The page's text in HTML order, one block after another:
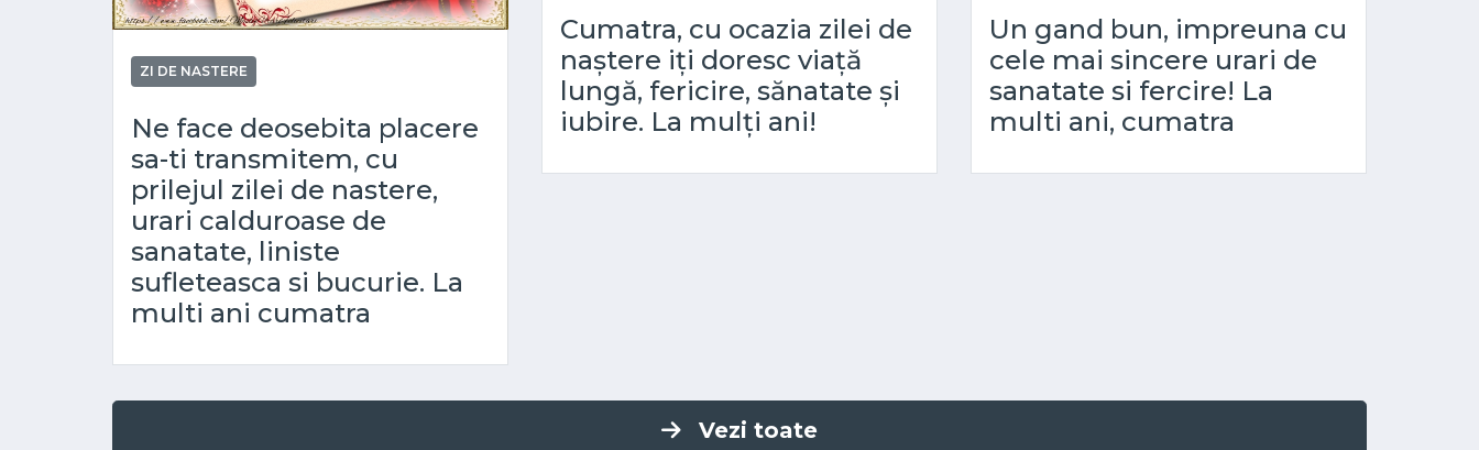
ZI DE NASTERE
Ne face deosebita placere
sa-ti transmitem, cu
prilejul zilei de nastere,
urari calduroase de
sanatate, liniste
sufleteasca si bucurie. La
multi ani cumatra
Cumatra, cu ocazia zilei de
naștere iți doresc viață
lungă, fericire, sănatate și
iubire. La mulți ani!
Un gand bun, impreuna cu
cele mai sincere urari de
sanatate si fercire! La
multi ani, cumatra
Vezi toate